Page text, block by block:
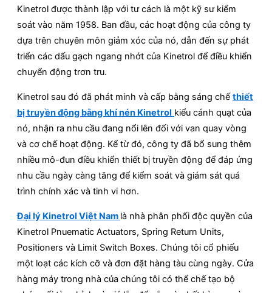
Kinetrol được thành lập với tư cách là một kỹ sư kiểm
soát vào năm 1958. Ban đầu, các hoạt động của công ty
dựa trên chuyên môn giảm xóc của nó, dẫn đến sự phát
triển các dấu gạch ngang nhớt của Kinetrol để điều khiển
chuyển động trơn tru.
Kinetrol sau đó đã phát minh và cấp bằng sáng chếthiết
bị truyền động bằng khí nén Kinetrol kiểu cánh quạt của
nó, nhận ra nhu cầu đang nổi lên đối với van quay vòng
và cơ chế hoạt động. Kể từ đó, công ty đã bổ sung thêm
nhiều mô-đun điều khiển thiết bị truyền động để đáp ứng
nhu cầu ngày càng tăng để kiểm soát và giám sát quá
trình chính xác và tinh vi hơn.
Đại lý Kinetrol Việt Nam là nhà phân phối độc quyền của
Kinetrol Pnuematic Actuators, Spring Return Units,
Positioners và Limit Switch Boxes. Chúng tôi cổ phiếu
một loạt các kích cỡ và đơn đặt hàng tàu cùng ngày. Cửa
hàng máy trong nhà của chúng tôi có thể chế tạo bộ